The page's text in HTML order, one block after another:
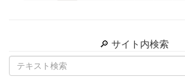
🔎 サイト内検索